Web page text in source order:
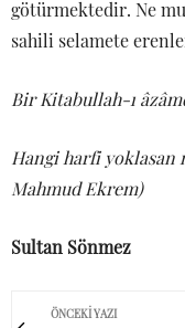
götürmektedir. Ne
sahili selamete
Bir Kitabullah-ı
Hangi harfi yoklasan
Mahmud Ekrem)
Sultan Sönmez
ÖNCEKI YAZI